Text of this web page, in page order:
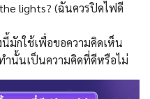
lights? (ฉันควรปิดไฟดี
นี้มักใช้เพื่อขอความคิดเห็น
ำนั้นเป็นความคิดที่ดีหรือไม่